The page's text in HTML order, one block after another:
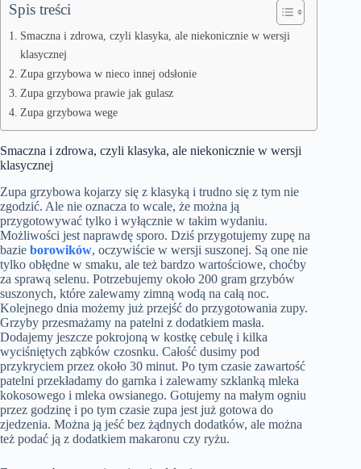
Spis treści
Smaczna i zdrowa, czyli klasyka, ale niekonicznie w wersji
klasycznej
Zupa grzybowa w nieco innej odsłonie
Zupa grzybowa prawie jak gulasz
Zupa grzybowa wege
Smaczna i zdrowa, czyli klasyka, ale niekonicznie w wersji
klasycznej
Zupa grzybowa kojarzy się z klasyką i trudno się z tym nie
zgodzić. Ale nie oznacza to wcale, że można ją
przygotowywać tylko i wyłącznie w takim wydaniu.
Możliwości jest naprawdę sporo. Dziś przygotujemy zupę na
bazie borowików, oczywiście w wersji suszonej. Są one nie
tylko obłędne w smaku, ale też bardzo wartościowe, choćby
za sprawą selenu. Potrzebujemy około 200 gram grzybów
suszonych, które zalewamy zimną wodą na całą noc.
Kolejnego dnia możemy już przejść do przygotowania zupy.
Grzyby przesmażamy na patelni z dodatkiem masła.
Dodajemy jeszcze pokrojoną w kostkę cebulę i kilka
wyciśniętych ząbków czosnku. Całość dusimy pod
przykryciem przez około 30 minut. Po tym czasie zawartość
patelni przekładamy do garnka i zalewamy szklanką mleka
kokosowego i mleka owsianego. Gotujemy na małym ogniu
przez godzinę i po tym czasie zupa jest już gotowa do
zjedzenia. Można ją jeść bez żądnych dodatków, ale można
też podać ją z dodatkiem makaronu czy ryżu.